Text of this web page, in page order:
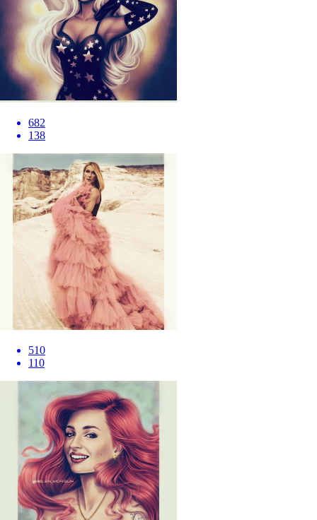
682
138
510
110